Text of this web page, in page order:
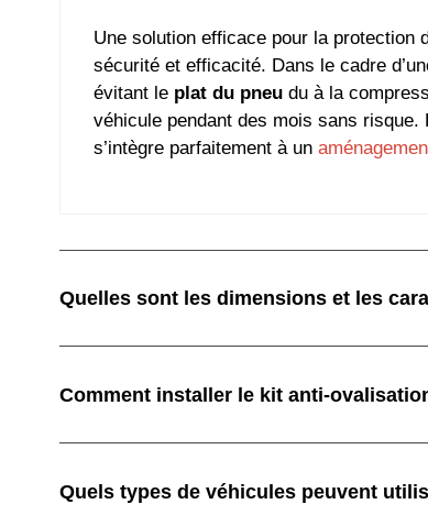
Une solution efficace pour la protection
sécurité et efficacité. Dans le cadre
évitant le plat du pneudu à la
véhicule pendant des mois sans
s’intègre parfaitement à un
Quelles sont les dimensions et les
Comment installer le kit anti-
Quels types de véhicules peuvent